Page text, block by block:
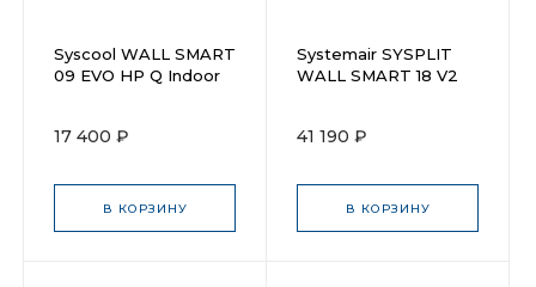
Syscool WALL SMART
09 EVO HP Q Indoor
17 400 ₽
В КОРЗИНУ
Systemair SYSPLIT
WALL SMART 18 V2
41 190 ₽
В КОРЗИНУ